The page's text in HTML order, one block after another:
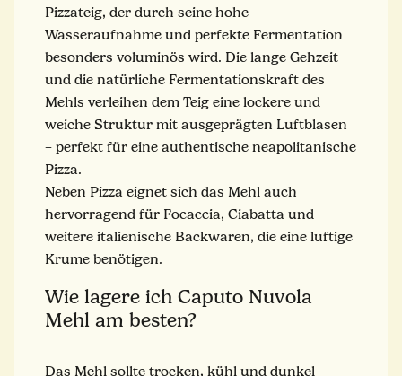
Pizzateig, der durch seine hohe
Wasseraufnahme und perfekte Fermentation
besonders voluminös wird. Die lange Gehzeit
und die natürliche Fermentationskraft des
Mehls verleihen dem Teig eine lockere und
weiche Struktur mit ausgeprägten Luftblasen
– perfekt für eine authentische neapolitanische
Pizza.
Neben Pizza eignet sich das Mehl auch
hervorragend für Focaccia, Ciabatta und
weitere italienische Backwaren, die eine luftige
Krume benötigen.
Wie lagere ich Caputo Nuvola
Mehl am besten?
Das Mehl sollte trocken, kühl und dunkel